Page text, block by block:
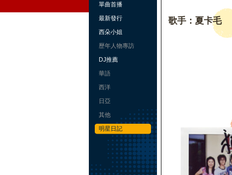
單曲首播
最新發行
西朵小姐
歷年人物專訪
DJ推薦
華語
西洋
日亞
其他
明星日記
歌手：夏卡毛